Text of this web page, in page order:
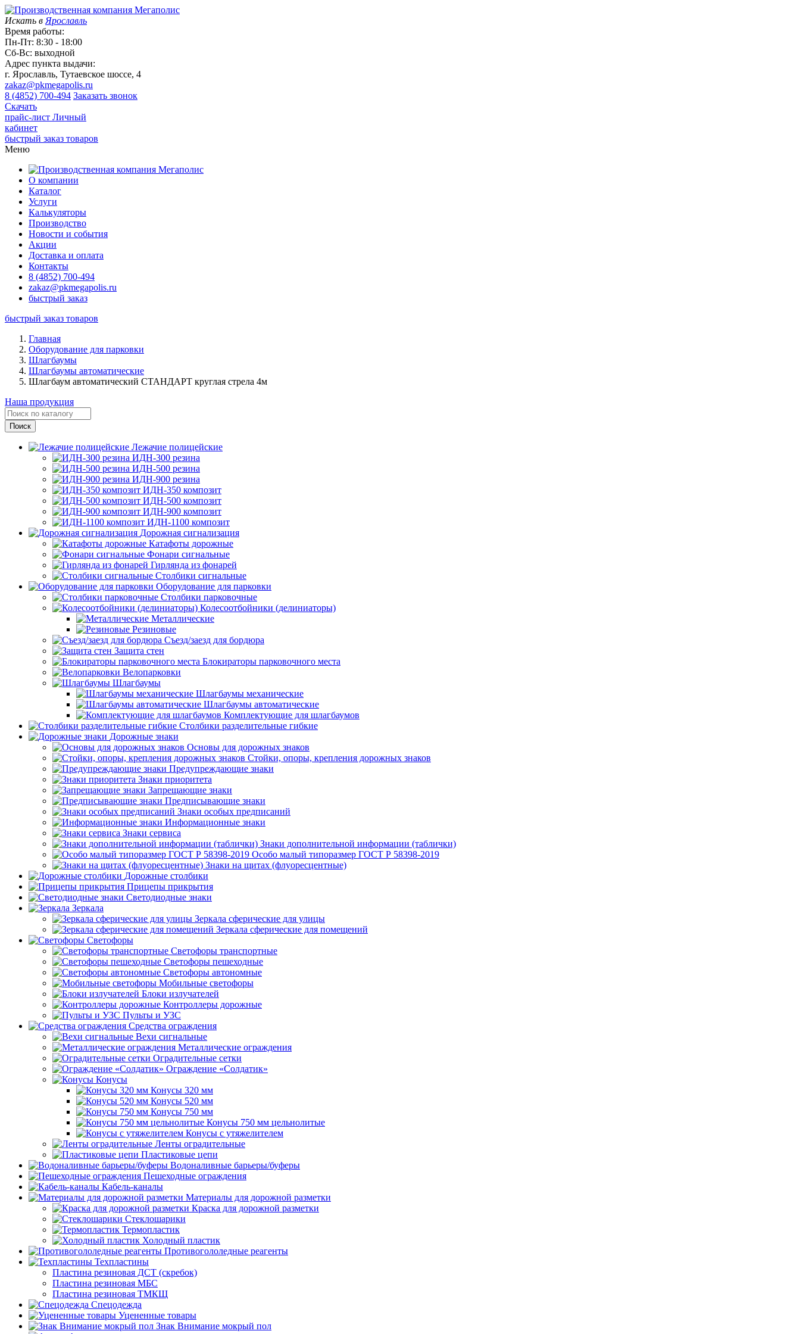
Искать в Ярославль
Время работы:
Пн-Пт: 8:30 - 18:00
Сб-Вс: выходной
Адрес пункта выдачи:
г. Ярославль, Тутаевское шоссе, 4
zakaz@pkmegapolis.ru
8 (4852) 700-494 Заказать звонок
Скачать
прайс-лист Личный
кабинет
быстрый заказ товаров
Меню
О компании
Каталог
Услуги
Калькуляторы
Производство
Новости и события
Акции
Доставка и оплата
Контакты
8 (4852) 700-494
zakaz@pkmegapolis.ru
быстрый заказ
быстрый заказ товаров
Главная
Оборудование для парковки
Шлагбаумы
Шлагбаумы автоматические
Шлагбаум автоматический СТАНДАРТ круглая стрела 4м
Наша продукция
Лежачие полицейские
ИДН-300 резина
ИДН-500 резина
ИДН-900 резина
ИДН-350 композит
ИДН-500 композит
ИДН-900 композит
ИДН-1100 композит
Дорожная сигнализация
Катафоты дорожные
Фонари сигнальные
Гирлянда из фонарей
Столбики сигнальные
Оборудование для парковки
Столбики парковочные
Колесоотбойники (делиниаторы)
Металлические
Резиновые
Съезд/заезд для бордюра
Защита стен
Блокираторы парковочного места
Велопарковки
Шлагбаумы
Шлагбаумы механические
Шлагбаумы автоматические
Комплектующие для шлагбаумов
Столбики разделительные гибкие
Дорожные знаки
Основы для дорожных знаков
Стойки, опоры, крепления дорожных знаков
Предупреждающие знаки
Знаки приоритета
Запрещающие знаки
Предписывающие знаки
Знаки особых предписаний
Информационные знаки
Знаки сервиса
Знаки дополнительной информации (таблички)
Особо малый типоразмер ГОСТ Р 58398-2019
Знаки на щитах (флуоресцентные)
Дорожные столбики
Прицепы прикрытия
Светодиодные знаки
Зеркала
Зеркала сферические для улицы
Зеркала сферические для помещений
Светофоры
Светофоры транспортные
Светофоры пешеходные
Светофоры автономные
Мобильные светофоры
Блоки излучателей
Контроллеры дорожные
Пульты и УЗС
Средства ограждения
Вехи сигнальные
Металлические ограждения
Оградительные сетки
Ограждение «Солдатик»
Конусы
Конусы 320 мм
Конусы 520 мм
Конусы 750 мм
Конусы 750 мм цельнолитые
Конусы с утяжелителем
Ленты оградительные
Пластиковые цепи
Водоналивные барьеры/буферы
Пешеходные ограждения
Кабель-каналы
Материалы для дорожной разметки
Краска для дорожной разметки
Стеклошарики
Термопластик
Холодный пластик
Противогололедные реагенты
Техпластины
Пластина резиновая ДСТ (скребок)
Пластина резиновая МБС
Пластина резиновая ТМКЩ
Спецодежда
Уцененные товары
Знак Внимание мокрый пол